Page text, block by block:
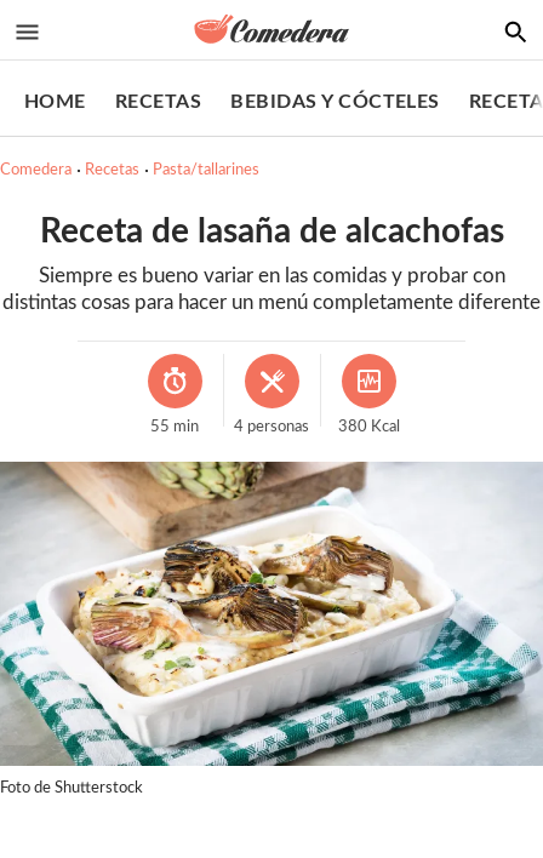
HOME RECETAS BEBIDAS Y CÓCTELES
Comedera Recetas Pasta/tallarines
Receta de lasaña de alcachofas
Siempre es bueno variar en las comidas y probar con
distintas cosas para hacer un menú completamente diferente
55 min 4 personas 380 Kcal
Foto de Shutterstock